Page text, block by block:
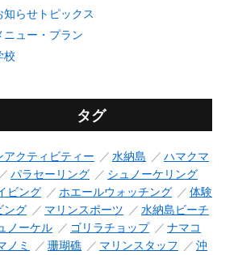
知らせトピックス
ニュー・プラン
校
タグ
アクティビティー 水納島
ハマクマ
パラセーリング
シュノーケリング
ビング
ホエールウォッチング
体験
ング
マリンスポーツ
水納島ビーチ
ノーケル
ゴリラチョップ
ナマコ
ノミ
珊瑚礁 マリンスタッフ
沖